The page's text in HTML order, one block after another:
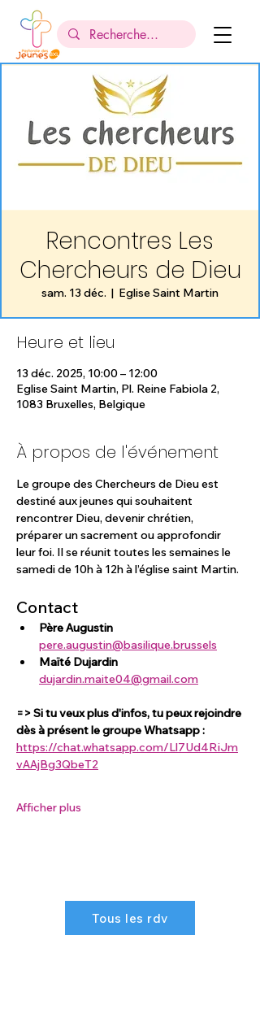
Rencontres Les
Chercheurs de Dieu
sam. 13 déc.
  |
Eglise Saint Martin
Heure et lieu
13 déc. 2025, 10:00 – 12:00
Eglise Saint Martin, Pl. Reine Fabiola 2,
1083 Bruxelles, Belgique
À propos de l'événement
Le groupe des Chercheurs de Dieu est
destiné aux jeunes qui souhaitent
rencontrer Dieu, devenir chrétien,
préparer un sacrement ou approfondir
leur foi. Il se réunit toutes les semaines le
samedi de 10h à 12h à l’église saint Martin.
Contact
Père Augustin
pere.augustin@basilique.brussels
Maïté Dujardin
dujardin.maite04@gmail.com
=> Si tu veux plus d'infos, tu peux rejoindre
dès à présent le groupe Whatsapp :
https://chat.whatsapp.com/Ll7Ud4RiJm
vAAjBg3QbeT2
Afficher plus
Tous les rdv